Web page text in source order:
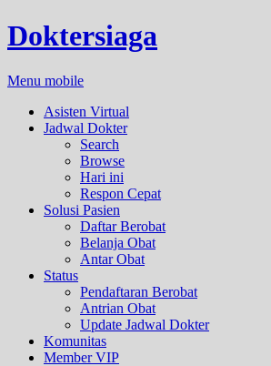
Doktersiaga
Menu mobile
Asisten Virtual
Jadwal Dokter
Search
Browse
Hari ini
Respon Cepat
Solusi Pasien
Daftar Berobat
Belanja Obat
Antar Obat
Status
Pendaftaran Berobat
Antrian Obat
Update Jadwal Dokter
Komunitas
Member VIP